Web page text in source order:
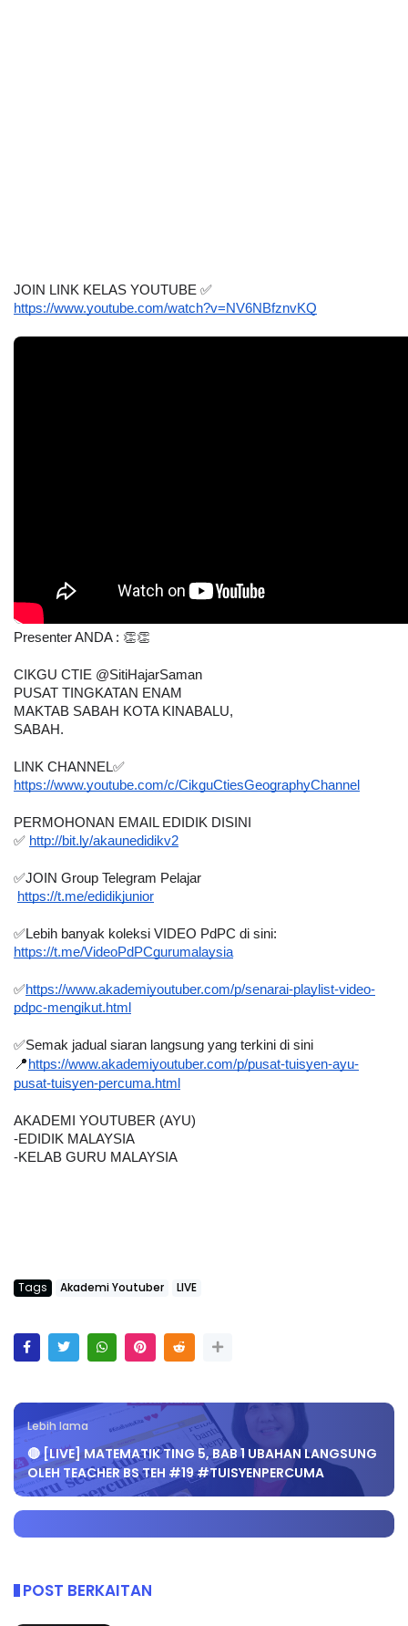
JOIN LINK KELAS YOUTUBE ✅
https://www.youtube.com/watch?v=NV6NBfznvKQ
Presenter ANDA : 👏👏
CIKGU CTIE @SitiHajarSaman
PUSAT TINGKATAN ENAM
MAKTAB SABAH KOTA KINABALU,
SABAH.
LINK CHANNEL✅
https://www.youtube.com/c/CikguCtiesGeographyChannel
PERMOHONAN EMAIL EDIDIK DISINI
✅ http://bit.ly/akaunedidikv2
✅JOIN Group Telegram Pelajar
https://t.me/edidikjunior
✅Lebih banyak koleksi VIDEO PdPC di sini:
https://t.me/VideoPdPCgurumalaysia
✅https://www.akademiyoutuber.com/p/senarai-playlist-video-
pdpc-mengikut.html
✅Semak jadual siaran langsung yang terkini di sini
📍 https://www.akademiyoutuber.com/p/pusat-tuisyen-ayu-
pusat-tuisyen-percuma.html
AKADEMI YOUTUBER (AYU)
-EDIDIK MALAYSIA
-KELAB GURU MALAYSIA
Tags Akademi Youtuber LIVE
Lebih lama
🔴 [LIVE] MATEMATIK TING 5, BAB 1 UBAHAN LANGSUNG
OLEH TEACHER BS TEH #19 #TUISYENPERCUMA
POST BERKAITAN